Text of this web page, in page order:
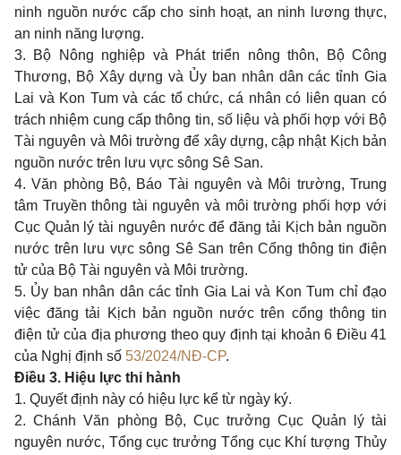
ninh nguồn nước cấp cho sinh hoạt, an ninh lương thực,
an ninh năng lượng.
3. Bộ Nông nghiệp và Phát triển nông thôn, Bộ Công
Thương, Bộ Xây dựng và Ủy ban nhân dân các tỉnh Gia
Lai và Kon Tum và các tổ chức, cá nhân có liên quan có
trách nhiệm cung cấp thông tin, số liệu và phối hợp với Bộ
Tài nguyên và Môi trường để xây dựng, cập nhật Kịch bản
nguồn nước trên lưu vực sông Sê San.
4.Văn phòng Bộ, Báo Tài nguyên và Môi trường, Trung
tâm Truyền thông tài nguyên và môi trường phối hợp với
Cục Quản lý tài nguyên nước để đăng tải Kịch bản nguồn
nước trên lưu vực sông Sê San trên Cổng thông tin điện
tử của Bộ Tài nguyên và Môi trường.
5. Ủy ban nhân dân các tỉnh Gia Lai và Kon Tum chỉ đạo
việc đăng tải Kịch bản nguồn nước trên cổng thông tin
điện tử của địa phương theo quy định tại khoản 6 Điều 41
của Nghị định số 53/2024/NĐ-CP.
Điều 3. Hiệu lực thi hành
1. Quyết định này có hiệu lực kể từ ngày ký.
2.Chánh Văn phòng Bộ, Cục trưởng Cục Quản lý tài
nguyên nước, Tổng cục trưởng Tổng cục Khí tượng Thủy